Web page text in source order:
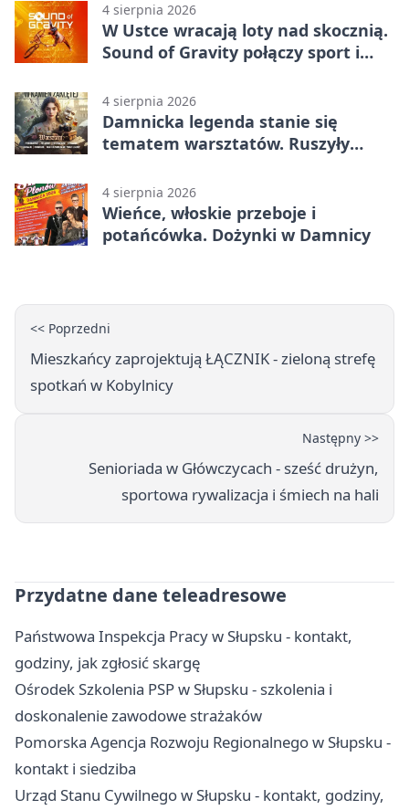
4 sierpnia 2026
W Ustce wracają loty nad skocznią.
Sound of Gravity połączy sport i
4 sierpnia 2026
Damnicka legenda stanie się
tematem warsztatów. Ruszyły
4 sierpnia 2026
Wieńce, włoskie przeboje i
potańcówka. Dożynki w Damnicy
<< Poprzedni
Mieszkańcy zaprojektują ŁĄCZNIK - zieloną strefę
spotkań w Kobylnicy
Następny >>
Senioriada w Główczycach - sześć drużyn,
sportowa rywalizacja i śmiech na hali
Przydatne dane teleadresowe
Państwowa Inspekcja Pracy w Słupsku - kontakt,
godziny, jak zgłosić skargę
Ośrodek Szkolenia PSP w Słupsku - szkolenia i
doskonalenie zawodowe strażaków
Pomorska Agencja Rozwoju Regionalnego w Słupsku -
kontakt i siedziba
Urząd Stanu Cywilnego w Słupsku - kontakt, godziny,